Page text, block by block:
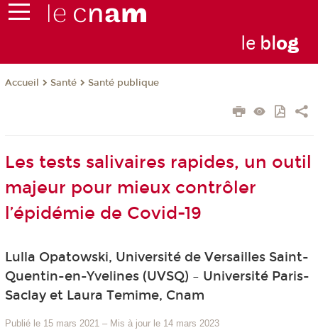
le blog
Accueil Santé Santé publique
Les tests salivaires rapides, un outil
majeur pour mieux contrôler
l’épidémie de Covid-19
Lulla Opatowski, Université de Versailles Saint-
Quentin-en-Yvelines (UVSQ) – Université Paris-
Saclay et Laura Temime, Cnam
Publié le 15 mars 2021 – Mis à jour le 14 mars 2023